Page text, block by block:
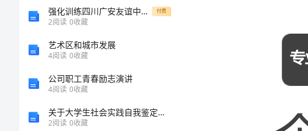
强化训练四川广安友谊中学数学七年级上册一元一次方程专项攻克试卷（附答案详解） 付费
2阅读 0收藏
艺术区和城市发展
4阅读 0收藏
公司职工青春励志演讲
4阅读 0收藏
关于大学生社会实践自我鉴定范文
2阅读 0收藏